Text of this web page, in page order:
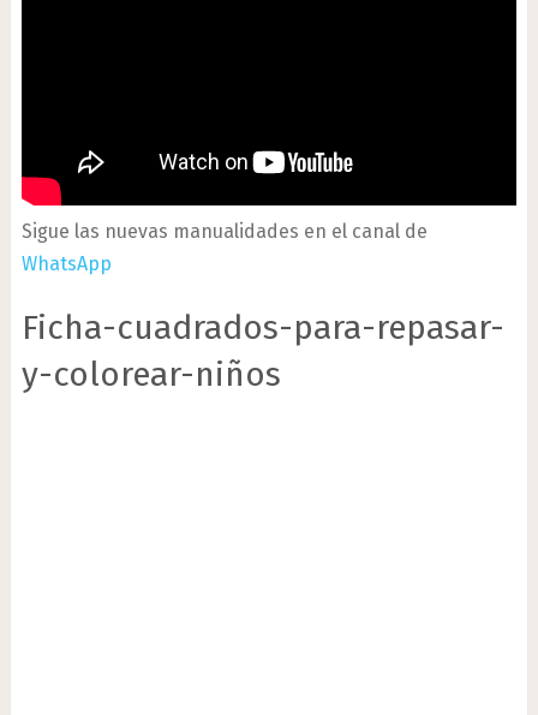
Sigue las nuevas manualidades en el canal de
WhatsApp
Ficha-cuadrados-para-repasar-
y-colorear-niños